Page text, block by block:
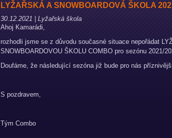
LYŽAŘSKÁ A SNOWBOARDOVÁ ŠKOLA
30.12.2021 | Lyžařská škola
Ahoj Kamarádi,
rozhodli jsme se z důvodu současné situace nepořádat
SNOWBOARDOVOU ŠKOLU COMBO pro sezónu 2021/
Doufáme, že následující sezóna již bude pro nás
S pozdravem,
Tým Combo